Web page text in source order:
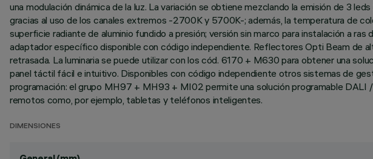
una modulación dinámica de la luz. La variación se obtiene mezclando la emisión de 3
gracias al uso de los canales extremos -2700K y 5700K-; además, la temperatura de
superficie radiante de aluminio fundido a presión; versión sin marco para instalación a
adaptador específico disponible con código independiente. Reflectores Opti Beam de
retrasada. La luminaria se puede utilizar con los cód. 6170 + M630 para obtener una
panel táctil fácil e intuitivo. Disponibles con código independiente otros sistemas de
programación: el grupo MH97 + MH93 + MI02 permite una solución programable
remotos como, por ejemplo, tabletas y teléfonos inteligentes.
DIMENSIONES